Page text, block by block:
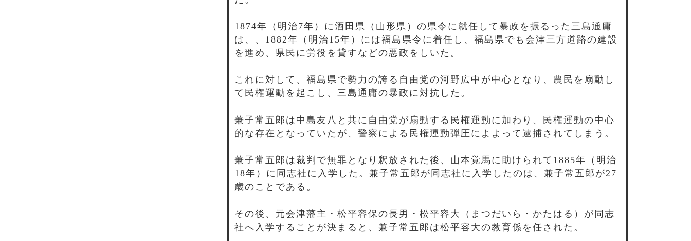
1874年（明治7年）に酒田県（山形県）の県令に就任して暴政を振るった三島通庸
は、、1882年（明治15年）には福島県令に着任し、福島県でも会津三方道路の建設
を進め、県民に労役を貸すなどの悪政をしいた。
これに対して、福島県で勢力の誇る自由党の河野広中が中心となり、農民を扇動し
て民権運動を起こし、三島通庸の暴政に対抗した。
兼子常五郎は中島友八と共に自由党が扇動する民権運動に加わり、民権運動の中心
的な存在となっていたが、警察による民権運動弾圧によよって逮捕されてしまう。
兼子常五郎は裁判で無罪となり釈放された後、山本覚馬に助けられて1885年（明治
18年）に同志社に入学した。兼子常五郎が同志社に入学したのは、兼子常五郎が27
歳のことである。
その後、元会津藩主・松平容保の長男・松平容大（まつだいら・かたはる）が同志
社へ入学することが決まると、兼子常五郎は松平容大の教育係を任された。